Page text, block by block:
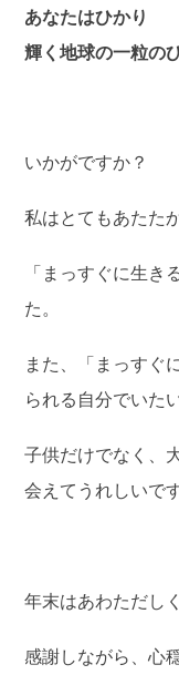
あなたはひかり
輝く地球の一粒の
いかがですか？
私はとてもあたた
「まっすぐに生き
た。
また、「まっすぐ
られる自分でいた
子供だけでなく、
会えてうれしいです
年末はあわただし
感謝しながら、心